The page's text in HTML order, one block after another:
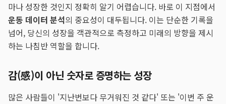
마나 성장한 것인지 정확히 알기 어렵습니다. 바로 이 지점에서
운동 데이터 분석의 중요성이 대두됩니다. 이는 단순한 기록을
넘어, 당신의 성장을 객관적으로 측정하고 미래의 방향을 제시
하는 나침반 역할을 합니다.
감(感)이 아닌 숫자로 증명하는 성장
많은 사람들이 '지난번보다 무거워진 것 같다' 또는 '이번 주 운